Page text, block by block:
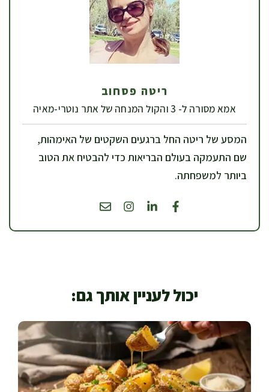
ריטה פסחוב
אמא מסורה ל- 3 והקול המנחה של אתר נוטרי-מאיה
המסע של ריטה החל ברגעים השקטים של האימהות,
שם התעמקה בעולם הבריאות כדי להבטיח את הטוב
ביותר למשפחתה.
יכול לעניין אותך גם: